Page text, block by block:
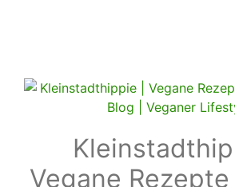
Vegane